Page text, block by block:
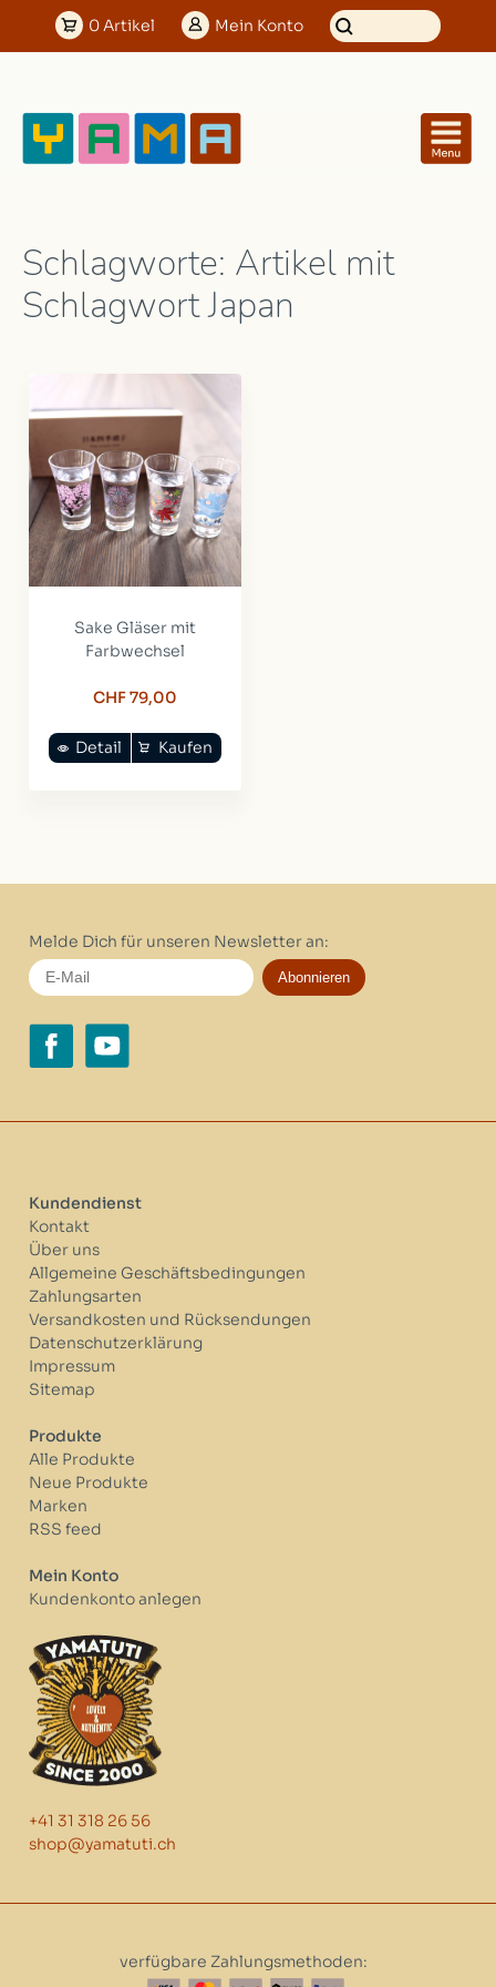
0Artikel Mein Konto
Schlagworte: Artikel mit
Schlagwort Japan
Sake Gläser mit
Farbwechsel
CHF 79,00
Kaufen
Detail
Melde Dich für unseren Newsletter an:
Abonnieren
Kundendienst
Kontakt
Über uns
Allgemeine Geschäftsbedingungen
Zahlungsarten
Versandkosten und Rücksendungen
Datenschutzerklärung
Impressum
Sitemap
Produkte
Alle Produkte
Neue Produkte
Marken
RSS feed
Mein Konto
Kundenkonto anlegen
+41 31 318 26 56
shop@yamatuti.ch
verfügbare Zahlungsmethoden: